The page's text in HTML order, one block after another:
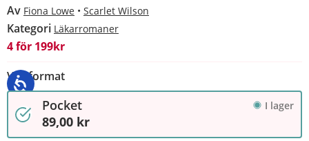
Av Fiona Lowe Scarlet Wilson
Kategori Läkarromaner
4 för 199kr
Välj format
Pocket I lager
89,00 kr